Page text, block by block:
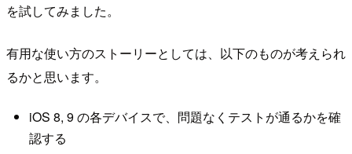
を試してみました。
有用な使い方のストーリーとしては、以下のものが考えられ
るかと思います。
iOS 8, 9 の各デバイスで、問題なくテストが通るかを確
認する